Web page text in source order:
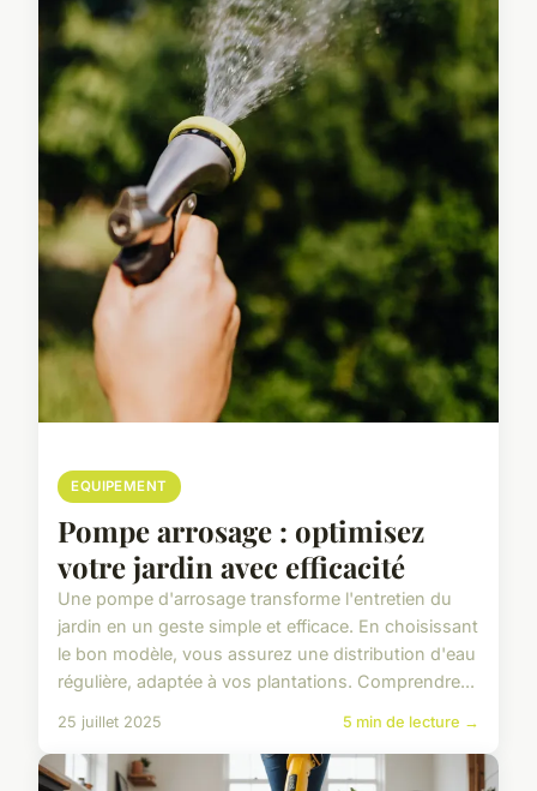
EQUIPEMENT
Pompe arrosage : optimisez
votre jardin avec efficacité
Une pompe d'arrosage transforme l'entretien du
jardin en un geste simple et efficace. En choisissant
le bon modèle, vous assurez une distribution d'eau
régulière, adaptée à vos plantations. Comprendre...
25 juillet 2025 5 min de lecture →